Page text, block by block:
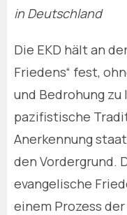
in Deutschland
Die EKD hält an
Friedens“ fest,
und Bedrohung zu
pazifistische
Anerkennung
den Vordergrund.
evangelische
einem Prozess